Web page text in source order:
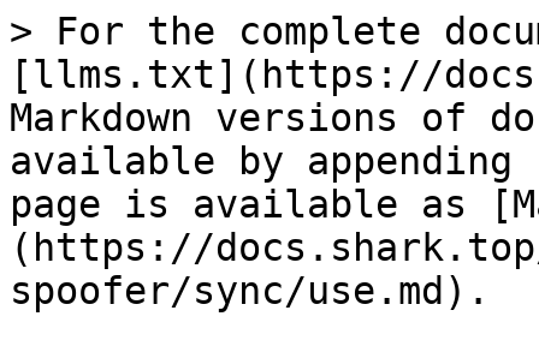
> For the complete
[llms.txt](https://
Markdown versions of
available by
page is available as
(https://
spoofer/sync/use.md).